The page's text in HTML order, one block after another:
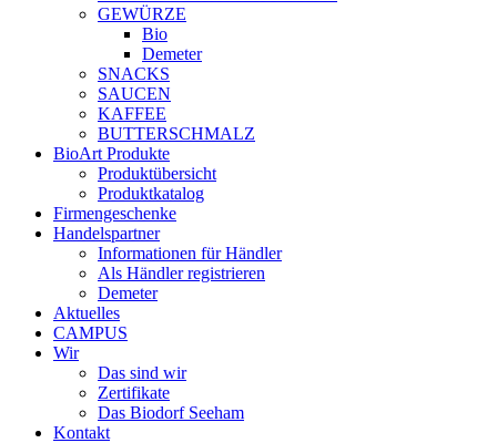
GEWÜRZE
Bio
Demeter
SNACKS
SAUCEN
KAFFEE
BUTTERSCHMALZ
BioArt Produkte
Produktübersicht
Produktkatalog
Firmengeschenke
Handelspartner
Informationen für Händler
Als Händler registrieren
Demeter
Aktuelles
CAMPUS
Wir
Das sind wir
Zertifikate
Das Biodorf Seeham
Kontakt